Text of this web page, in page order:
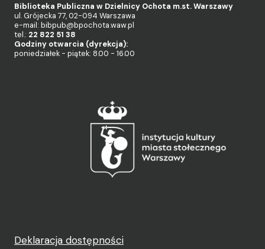
Biblioteka Publiczna w Dzielnicy Ochota m.st. Warszawy
ul. Grójecka 77, 02-094 Warszawa
e-mail: bibpub@bpochota.waw.pl
tel.: 22 822 51 38
Godziny otwarcia (dyrekcja):
poniedziałek - piątek: 8.00 - 16.00
Deklaracja dostępności